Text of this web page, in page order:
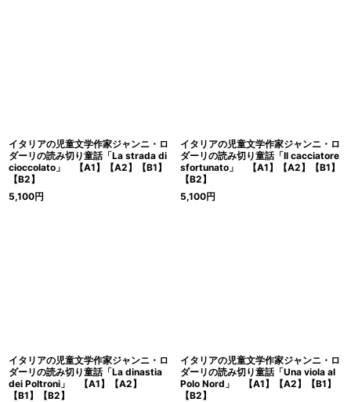
イタリアの児童文学作家ジャンニ・ロ
ダーリの読み切り童話「La strada di
cioccolato」 【A1】【A2】【B1】
【B2】
5,100円
イタリアの児童文学作家ジャンニ・ロ
ダーリの読み切り童話「Il cacciatore
sfortunato」 【A1】【A2】【B1】
【B2】
5,100円
イタリアの児童文学作家ジャンニ・ロ
ダーリの読み切り童話「La dinastia
dei Poltroni」 【A1】【A2】
【B1】【B2】
イタリアの児童文学作家ジャンニ・ロ
ダーリの読み切り童話「Una viola al
Polo Nord」 【A1】【A2】【B1】
【B2】